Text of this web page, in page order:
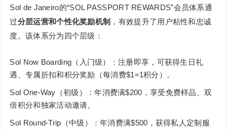
Sol de Janeiro的“SOL PASSPORT REWARDS”会员体系通
过分层运营和个性化奖励机制 ，有效提升了用户粘性和忠诚
度。该体系分为四个层级：
Sol Now Boarding（入门级）：注册即享，可获得生日礼
遇、专属折扣和积分奖励（每消费$1=1积分）。
Sol One-Way（初级）：年消费满$200，享受免费样品、双
倍积分和独家活动邀请。
Sol Round-Trip（中级）：年消费满$500，获得私人定制服